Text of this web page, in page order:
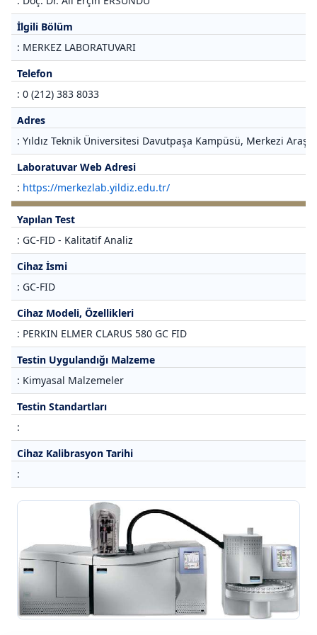
İlgili Bölüm
: MERKEZ LABORATUVARI
Telefon
: 0 (212) 383 8033
Adres
: Yıldız Teknik Üniversitesi Davutpaşa Kampüsü, Merkezi
Laboratuvar Web Adresi
: https://merkezlab.yildiz.edu.tr/
Yapılan Test
: GC-FID - Kalitatif Analiz
Cihaz İsmi
: GC-FID
Cihaz Modeli, Özellikleri
: PERKIN ELMER CLARUS 580 GC FID
Testin Uygulandığı Malzeme
: Kimyasal Malzemeler
Testin Standartları
:
Cihaz Kalibrasyon Tarihi
: